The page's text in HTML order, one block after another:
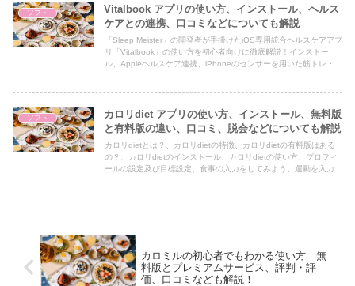
した記事です。
ソフト
Vitalbook アプリの使い方、インストール、ヘルス
ケアとの連携、口コミなどについても解説
「Sleep Meister」の開発者が手掛けたiOS専用統合ヘルスケアアプ
リ「Vitalbook」の使い方を初心者向けに徹底解説！インストー
ル、Appleヘルスケア連携、iPhoneのセンサーを用いた筋トレ・睡
ソフト
カロリdiet アプリの使い方、インストール、無料版
と有料版の違い、口コミ、脱会などについても解説
カロリdietとは？、カロリdietの特徴、カロリdietの有料版はある
の？、カロリdietのインストール、カロリdietの使い方、プロフィ
ールの設定及び目標設定、食事の入力をしてみよう、運動を入力し
カロミルの初心者でもわかる使い方｜無
料版とプレミアムサービス、評判・評
価、口コミなども解説！